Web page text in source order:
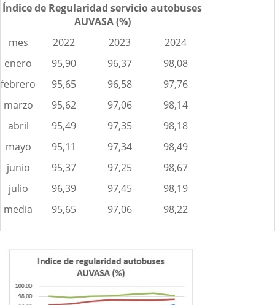
Índice de Regularidad servicio autobuses
AUVASA (%)
mes
2022 2023
2024
enero
95,90 96,37
98,08
febrero
95,65 96,58
97,76
marzo
95,62 97,06
98,14
abril
95,49 97,35
98,18
mayo
95,11 97,34
98,49
junio
95,37 97,25
98,67
julio
96,39 97,45
98,19
media
95,65 97,06 98,22